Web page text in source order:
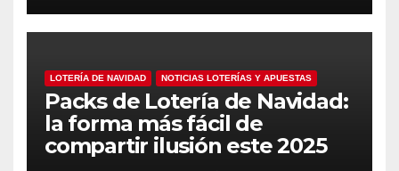
LOTERÍA DE NAVIDAD NOTICIAS LOTERÍAS Y APUESTAS
Packs de Lotería de Navidad:
la forma más fácil de
compartir ilusión este 2025